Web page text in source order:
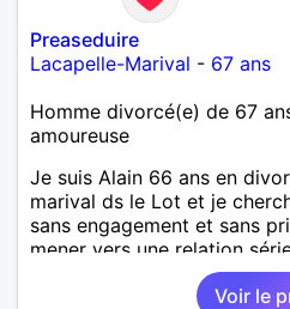
Preaseduire
Lacapelle-Marival - 67 ans
Homme divorcé(e) de 67
amoureuse
Je suis Alain 66 ans en
marival ds le Lot et je
sans engagement et sans
mener vers une relation
personne avec une bonne
Voir le